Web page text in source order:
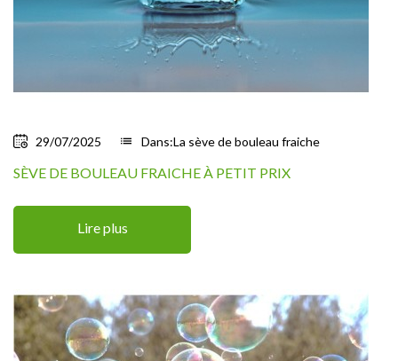
29/07/2025 list Dans:La sève de bouleau fraiche
SÈVE DE BOULEAU FRAICHE À PETIT PRIX
Lire plus